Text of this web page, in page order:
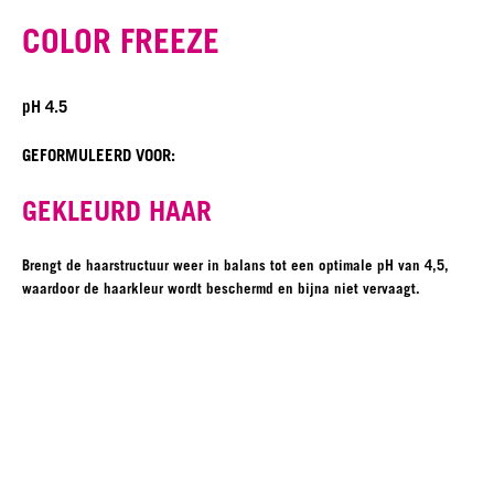
COLOR FREEZE
pH 4.5
GEFORMULEERD VOOR:
GEKLEURD HAAR
Brengt de haarstructuur weer in balans tot een optimale pH van 4,5,
waardoor de haarkleur wordt beschermd en bijna niet vervaagt.